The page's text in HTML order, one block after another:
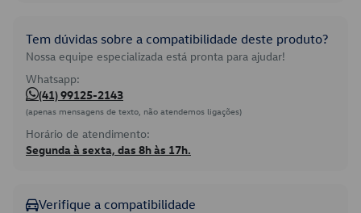
Tem dúvidas sobre a compatibilidade deste produto?
Nossa equipe especializada está pronta para ajudar!
Whatsapp:
(41) 99125-2143
(apenas mensagens de texto, não atendemos ligações)
Horário de atendimento:
Segunda à sexta, das 8h às 17h.
Verifique a compatibilidade